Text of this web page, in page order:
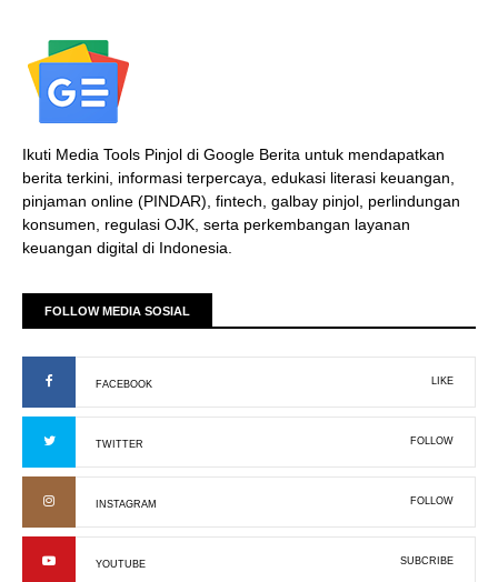
Ikuti Media Tools Pinjol di Google Berita untuk mendapatkan
berita terkini, informasi terpercaya, edukasi literasi keuangan,
pinjaman online (PINDAR), fintech, galbay pinjol, perlindungan
konsumen, regulasi OJK, serta perkembangan layanan
keuangan digital di Indonesia.
FOLLOW MEDIA SOSIAL
FACEBOOK LIKE
TWITTER FOLLOW
INSTAGRAM FOLLOW
YOUTUBE SUBCRIBE